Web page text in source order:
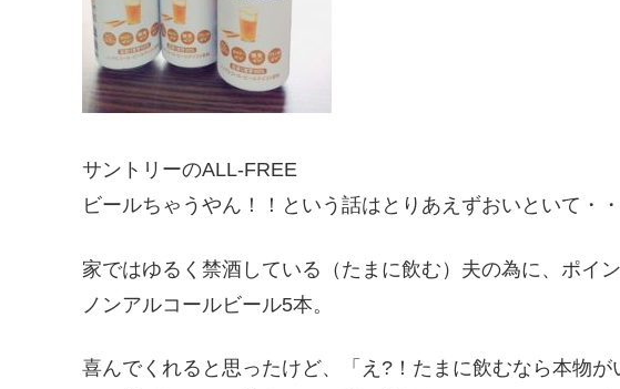
サントリーのALL-FREE
ビールちゃうやん！！という話はとりあえずおいといて・・
家ではゆるく禁酒している（たまに飲む）夫の為に、ポイ
ノンアルコールビール5本。
喜んでくれると思ったけど、「え?！たまに飲むなら本物